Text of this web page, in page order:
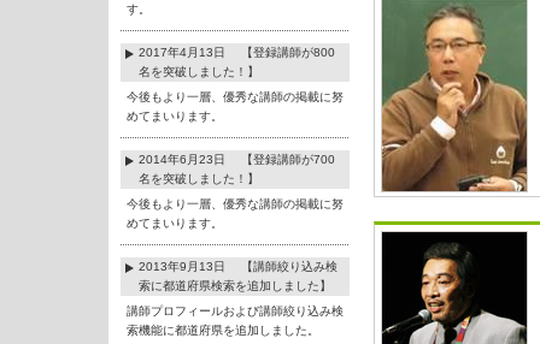
す。
2017年4月13日 【登録講師が800
名を突破しました！】
今後もより一層、優秀な講師の掲載に努
めてまいります。
2014年6月23日 【登録講師が700
名を突破しました！】
今後もより一層、優秀な講師の掲載に努
めてまいります。
2013年9月13日 【講師絞り込み検
索に都道府県検索を追加しました】
講師プロフィールおよび講師絞り込み検
索機能に都道府県を追加しました。